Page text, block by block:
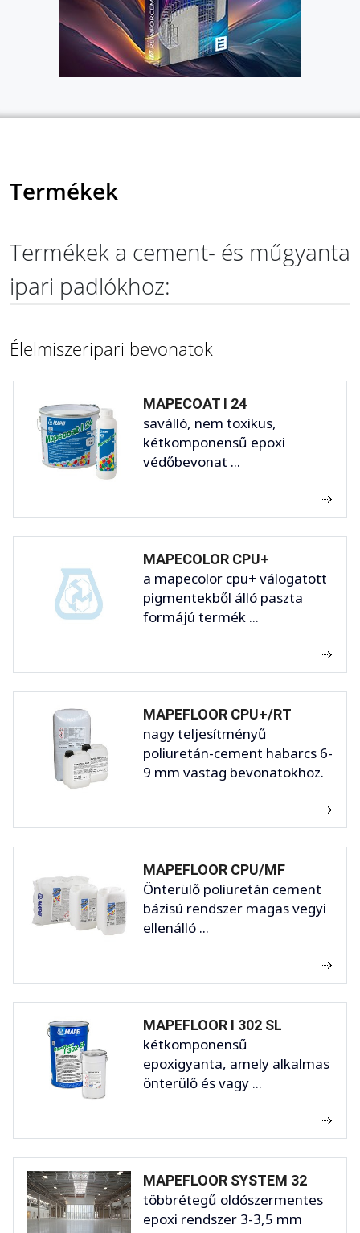
Termékek
Termékek a cement- és műgyanta
ipari padlókhoz:
Élelmiszeripari bevonatok
MAPECOAT I 24
saválló, nem toxikus,
kétkomponensű epoxi
védőbevonat ...
MAPECOLOR CPU+
a mapecolor cpu+ válogatott
pigmentekből álló paszta
formájú termék ...
MAPEFLOOR CPU+/RT
nagy teljesítményű
poliuretán-cement habarcs 6-
9 mm vastag bevonatokhoz.
MAPEFLOOR CPU/MF
Önterülő poliuretán cement
bázisú rendszer magas vegyi
ellenálló ...
MAPEFLOOR I 302 SL
kétkomponensű
epoxigyanta, amely alkalmas
önterülő és vagy ...
MAPEFLOOR SYSTEM 32
többrétegű oldószermentes
epoxi rendszer 3-3,5 mm